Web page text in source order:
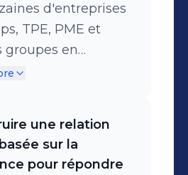
d'entreprises
TPE, PME et
groupes en
pré-
une relation
sur la
pour répondre